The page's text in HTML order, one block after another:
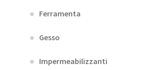
Ferramenta
Gesso
Impermeabilizzanti